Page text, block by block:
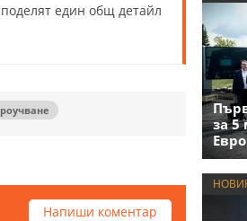
един общ детайл
Напиши коментар
за 5